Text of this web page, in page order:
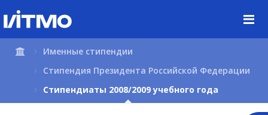
содержимому
страницы.
Именные стипендии
Стипендия Президента Российской Федерации
Стипендиаты 2008/2009 учебного года